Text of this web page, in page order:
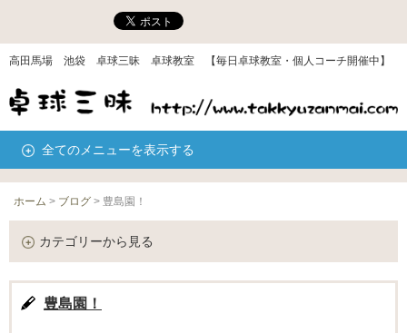
高田馬場 池袋 卓球三昧 卓球教室 【毎日卓球教室・個人コーチ開催中】
全てのメニューを表示する
ホーム > ブログ > 豊島園！
カテゴリーから見る
豊島園！